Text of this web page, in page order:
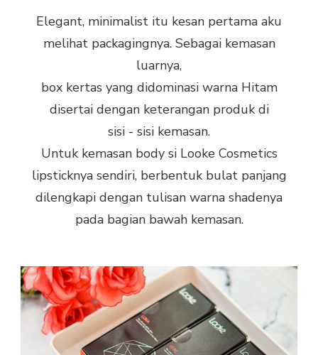
Elegant, minimalist itu kesan pertama aku
melihat packagingnya. Sebagai kemasan
luarnya,
box kertas yang didominasi warna Hitam
disertai dengan keterangan produk di
sisi - sisi kemasan.
Untuk kemasan body si Looke Cosmetics
lipsticknya sendiri, berbentuk bulat panjang
dilengkapi dengan tulisan warna shadenya
pada bagian bawah kemasan.